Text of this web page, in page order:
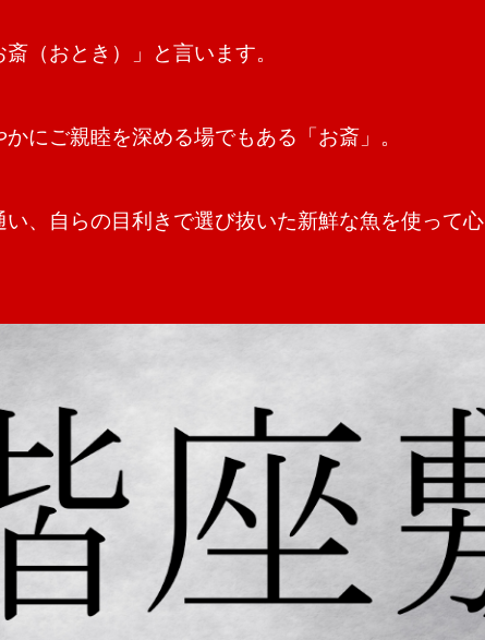
（おとき）」と言います。
にご親睦を深める場でもある「お斎」。
、自らの目利きで選び抜いた新鮮な魚を使って